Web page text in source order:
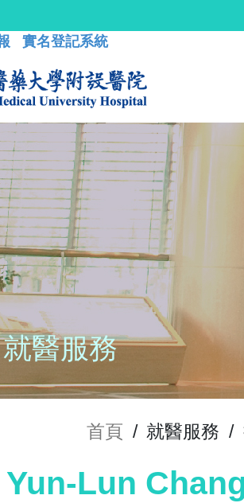
實名登記系統
就醫服務
首頁 / 就醫服務 /
Yun-Lun